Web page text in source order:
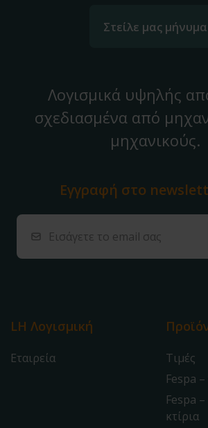
Στείλε μας μήνυμα
Λογισμικά υψηλής
σχεδιασμένα από
μηχανικούς.
LH Λογισμική
Εταιρεία
Τιμές
Fespa –
Fespa
κτίρια
Εγγραφή στο